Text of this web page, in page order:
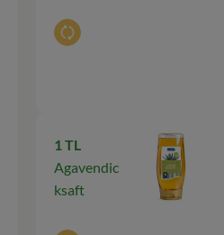
Auswahl ändern
1 TL
Agavendic
ksaft